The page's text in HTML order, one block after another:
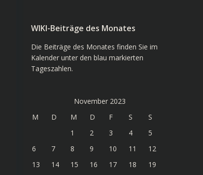
WIKI-Beiträge des Monates
Die Beiträge des Monates finden Sie im
Kalender unter den blau markierten
Tageszahlen.
November 2023
M
D M D F S
S
1
2 3 4
5
6
7 8 9 10 11
12
13
14 15 16 17 18
19